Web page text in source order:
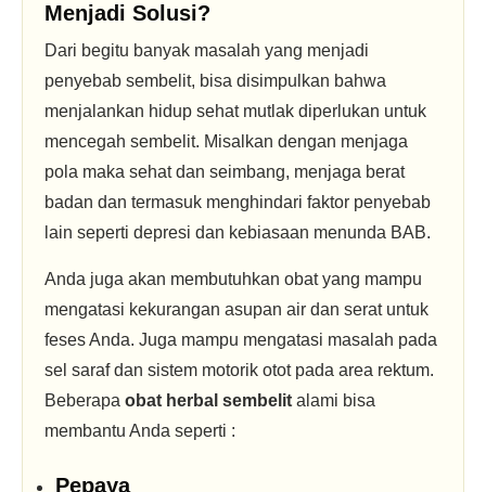
Menjadi Solusi?
Dari begitu banyak masalah yang menjadi
penyebab sembelit, bisa disimpulkan bahwa
menjalankan hidup sehat mutlak diperlukan untuk
mencegah sembelit. Misalkan dengan menjaga
pola maka sehat dan seimbang, menjaga berat
badan dan termasuk menghindari faktor penyebab
lain seperti depresi dan kebiasaan menunda BAB.
Anda juga akan membutuhkan obat yang mampu
mengatasi kekurangan asupan air dan serat untuk
feses Anda. Juga mampu mengatasi masalah pada
sel saraf dan sistem motorik otot pada area rektum.
Beberapa obat herbal sembelit alami bisa
membantu Anda seperti :
Pepaya